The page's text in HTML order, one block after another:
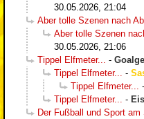
30.05.2026, 21:04
Aber tolle Szenen nach
Aber tolle Szenen
30.05.2026, 21:06
Tippel Elfmeter...
-
Tippel Elfmeter...
-
Tippel Elfmeter...
-
Tippel Elfmeter...
-
Der Fußball und Sport